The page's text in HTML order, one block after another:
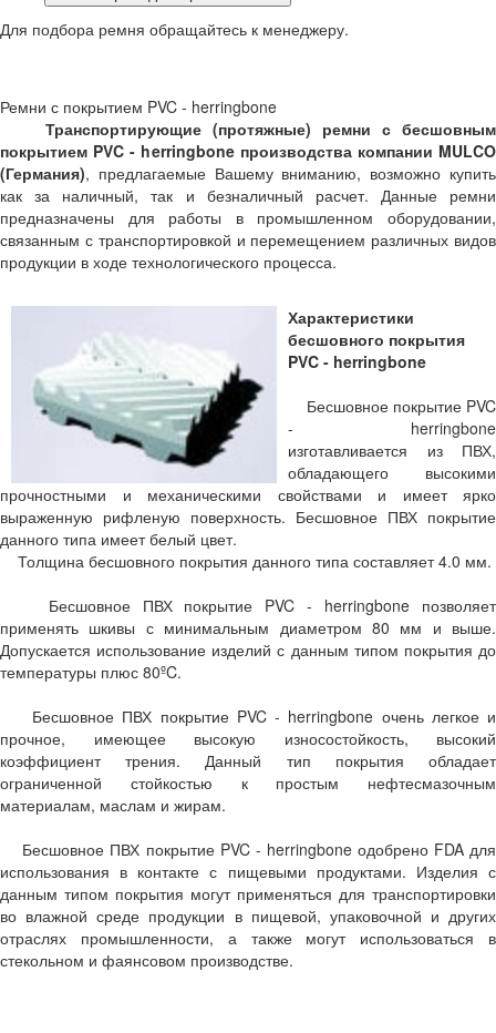
Для подбора ремня обращайтесь к менеджеру.
Ремни с покрытием PVC - herringbone
Транспортирующие (протяжные) ремни с бесшовным
покрытием PVC - herringbone производства компании MULCO
(Германия), предлагаемые Вашему вниманию, возможно купить
как за наличный, так и безналичный расчет. Данные ремни
предназначены для работы в промышленном оборудовании,
связанным с транспортировкой и перемещением различных видов
продукции в ходе технологического процесса.
Характеристики
бесшовного покрытия
PVC - herringbone
Бесшовное покрытие PVC
- herringbone
изготавливается из ПВХ,
обладающего высокими
прочностными и механическими свойствами и имеет ярко
выраженную рифленую поверхность. Бесшовное ПВХ покрытие
данного типа имеет белый цвет.
Толщина бесшовного покрытия данного типа составляет 4.0 мм.
Бесшовное ПВХ покрытие PVC - herringbone позволяет
применять шкивы с минимальным диаметром 80 мм и выше.
Допускается использование изделий с данным типом покрытия до
температуры плюс 80ºC.
Бесшовное ПВХ покрытие PVC - herringbone очень легкое и
прочное, имеющее высокую износостойкость, высокий
коэффициент трения. Данный тип покрытия обладает
ограниченной стойкостью к простым нефтесмазочным
материалам, маслам и жирам.
Бесшовное ПВХ покрытие PVC - herringbone одобрено FDA для
использования в контакте с пищевыми продуктами. Изделия с
данным типом покрытия могут применяться для транспортировки
во влажной среде продукции в пищевой, упаковочной и других
отраслях промышленности, а также могут использоваться в
стекольном и фаянсовом производстве.